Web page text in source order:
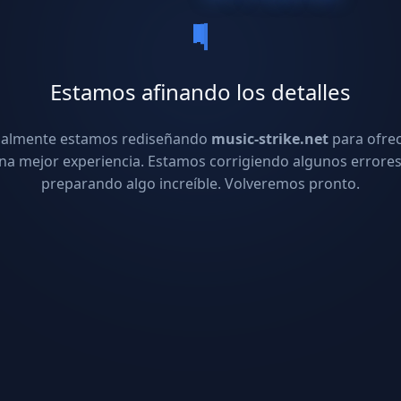
Estamos afinando los detalles
estamos rediseñando music-strike.net para
mejor experiencia. Estamos corrigiendo algunos
preparando algo increíble. Volveremos pronto.